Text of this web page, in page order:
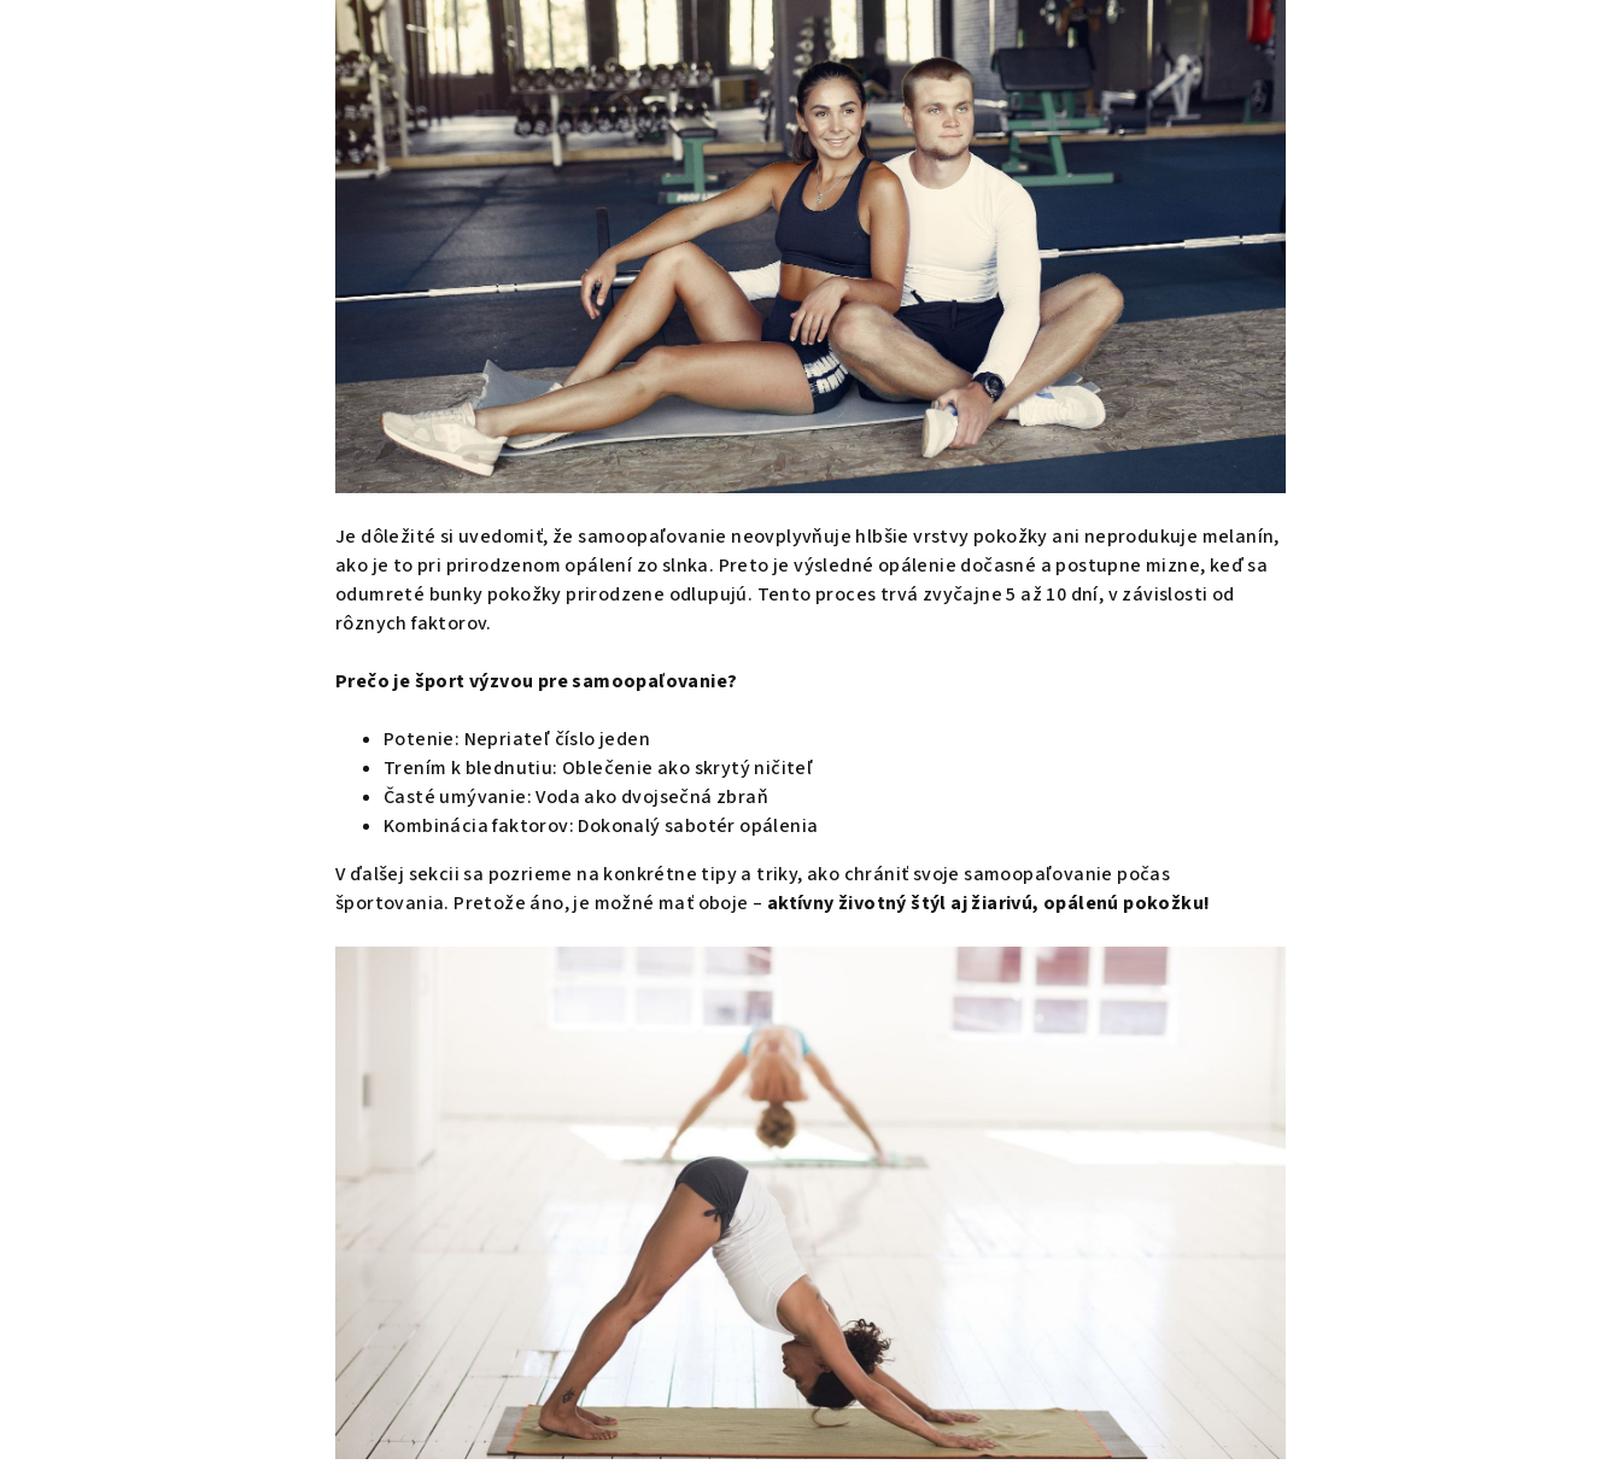
Je dôležité si uvedomiť, že samoopaľovanie neovplyvňuje hlbšie vrstvy pokožky ani neprodukuje melanín,
ako je to pri prirodzenom opálení zo slnka. Preto je výsledné opálenie dočasné a postupne mizne, keď sa
odumreté bunky pokožky prirodzene odlupujú. Tento proces trvá zvyčajne 5 až 10 dní, v závislosti od
rôznych faktorov.
Prečo je šport výzvou pre samoopaľovanie?
Potenie: Nepriateľ číslo jeden
Trením k blednutiu: Oblečenie ako skrytý ničiteľ
Časté umývanie: Voda ako dvojsečná zbraň
Kombinácia faktorov: Dokonalý sabotér opálenia
V ďalšej sekcii sa pozrieme na konkrétne tipy a triky, ako chrániť svoje samoopaľovanie počas
športovania. Pretože áno, je možné mať oboje – aktívny životný štýl aj žiarivú, opálenú pokožku!